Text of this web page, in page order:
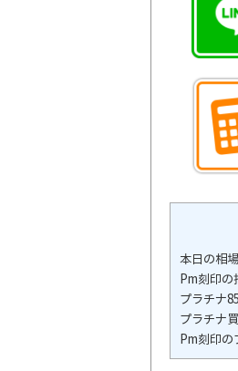
本日の相
Pm刻印の
プラチナ
プラチナ
Pm刻印